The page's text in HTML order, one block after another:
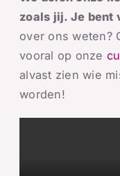
zoals jij. Je bent
over ons weten?
vooral op onze
alvast zien wie
worden!